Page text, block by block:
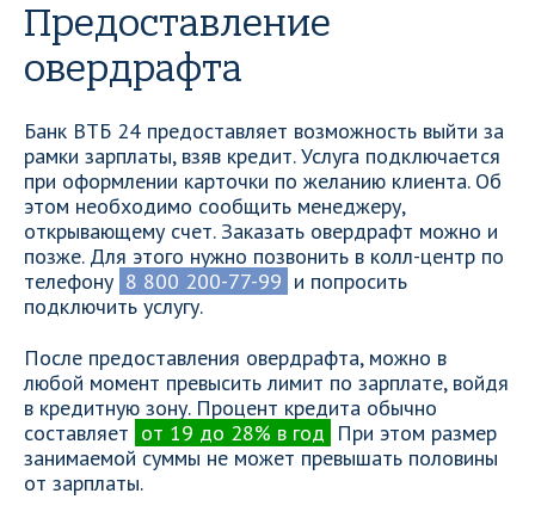
Предоставление
овердрафта
Банк ВТБ 24 предоставляет возможность выйти за
рамки зарплаты, взяв кредит. Услуга подключается
при оформлении карточки по желанию клиента. Об
этом необходимо сообщить менеджеру,
открывающему счет. Заказать овердрафт можно и
позже. Для этого нужно позвонить в колл-центр по
телефону 8 800 200-77-99 и попросить
подключить услугу.
После предоставления овердрафта, можно в
любой момент превысить лимит по зарплате, войдя
в кредитную зону. Процент кредита обычно
составляет от 19 до 28% в год При этом размер
занимаемой суммы не может превышать половины
от зарплаты.